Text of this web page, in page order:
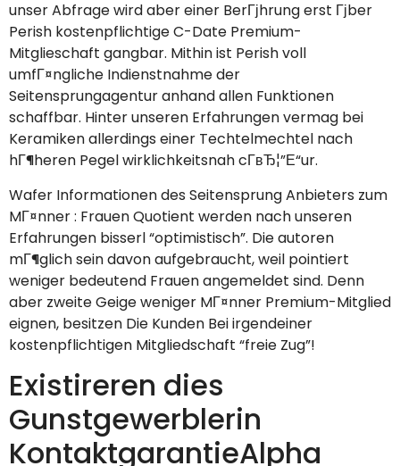
unser Abfrage wird aber einer BerГјhrung erst Гјber
Perish kostenpflichtige C-Date Premium-
Mitglieschaft gangbar. Mithin ist Perish voll
umfГ¤ngliche Indienstnahme der
Seitensprungagentur anhand allen Funktionen
schaffbar. Hinter unseren Erfahrungen vermag bei
Keramiken allerdings einer Techtelmechtel nach
hГ¶heren Pegel wirklichkeitsnah cГ­вЂ¦”Е“ur.
Wafer Informationen des Seitensprung Anbieters zum
MГ¤nner : Frauen Quotient werden nach unseren
Erfahrungen bisserl “optimistisch”. Die autoren
mГ¶glich sein davon aufgebraucht, weil pointiert
weniger bedeutend Frauen angemeldet sind. Denn
aber zweite Geige weniger MГ¤nner Premium-Mitglied
eignen, besitzen Die Kunden Bei irgendeiner
kostenpflichtigen Mitgliedschaft “freie Zug”!
Existireren dies
Gunstgewerblerin
KontaktgarantieAlpha